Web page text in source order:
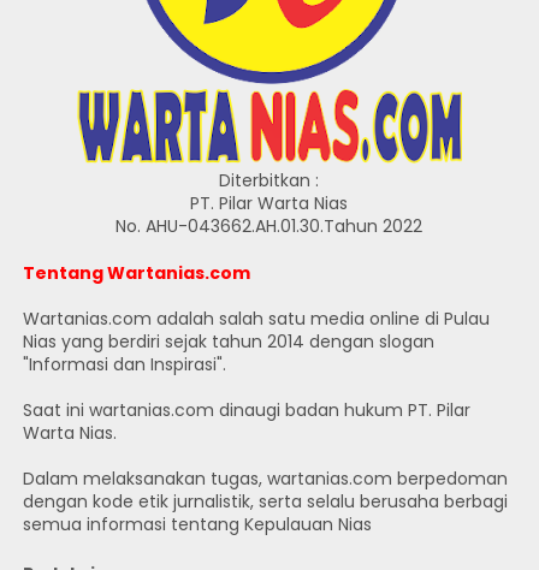
Diterbitkan :
PT. Pilar Warta Nias
No. AHU-043662.AH.01.30.Tahun 2022
Tentang Wartanias.com
Wartanias.com adalah salah satu media online di Pulau
Nias yang berdiri sejak tahun 2014 dengan slogan
"Informasi dan Inspirasi".
Saat ini wartanias.com dinaugi badan hukum PT. Pilar
Warta Nias.
Dalam melaksanakan tugas, wartanias.com berpedoman
dengan kode etik jurnalistik, serta selalu berusaha berbagi
semua informasi tentang Kepulauan Nias